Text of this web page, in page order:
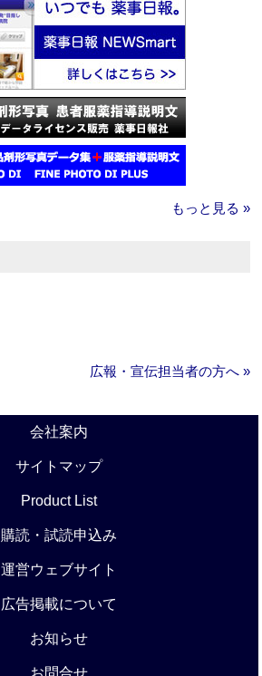
もっと見る »
広報・宣伝担当者の方へ »
会社案内
サイトマップ
Product List
購読・試読申込み
運営ウェブサイト
広告掲載について
お知らせ